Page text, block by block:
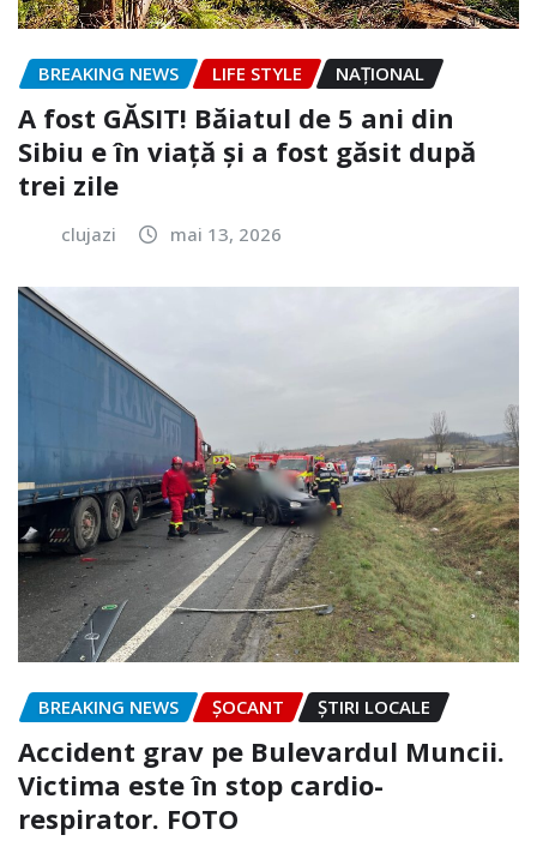
BREAKING NEWS LIFE STYLE NAŢIONAL
A fost GĂSIT! Băiatul de 5 ani din
Sibiu e în viață și a fost găsit după
trei zile
clujazi mai 13, 2026
BREAKING NEWS ȘOCANT ȘTIRI LOCALE
Accident grav pe Bulevardul Muncii.
Victima este în stop cardio-
respirator. FOTO